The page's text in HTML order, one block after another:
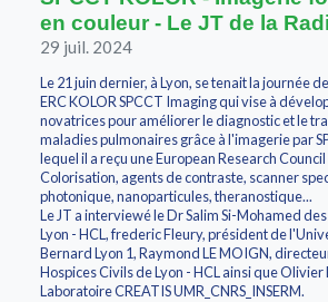
en couleur - Le JT de la
29 juil. 2024
Le 21 juin dernier, à Lyon, se tenait la journée
ERC KOLOR SPCCT Imaging qui vise à
novatrices pour améliorer le diagnostic et le
maladies pulmonaires grâce à l'imagerie par
lequel il a reçu une European Research
Colorisation, agents de contraste, scanner
photonique, nanoparticules, theranostique...
Le JT a interviewé le Dr Salim Si-Mohamed
Lyon - HCL, frederic Fleury, président de
Bernard Lyon 1, Raymond LE MOIGN,
Hospices Civils de Lyon - HCL ainsi que
Laboratoire CREATIS UMR_CNRS_INSERM.